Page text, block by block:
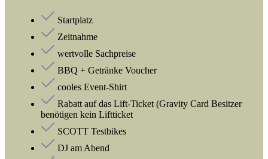
Startplatz
Zeitnahme
wertvolle Sachpreise
BBQ + Getränke Voucher
cooles Event-Shirt
Rabatt auf das Lift-Ticket (Gravity Card Besitzer
benötigen kein Liftticket
SCOTT Testbikes
DJ am Abend